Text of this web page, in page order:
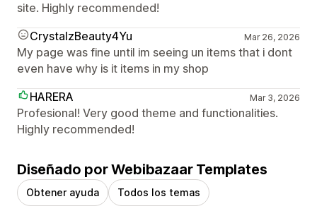
site. Highly recommended!
CrystalzBeauty4Yu
Mar 26, 2026
My page was fine until im seeing un items that i dont
even have why is it items in my shop
HARERA
Mar 3, 2026
Profesional! Very good theme and functionalities.
Highly recommended!
Diseñado por Webibazaar Templates
Obtener ayuda Todos los temas